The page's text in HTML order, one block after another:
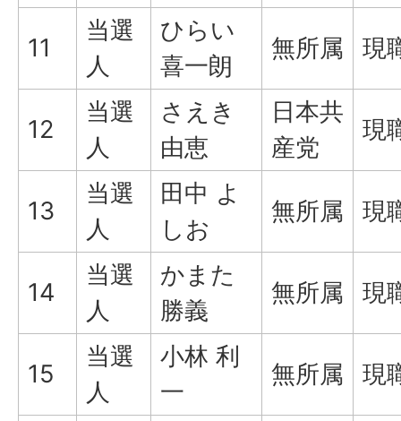
11
当選
人
ひらい
喜一朗
無所属 現
12
当選
人
さえき
由恵
日本共
産党
現
13
当選
人
田中 よ
しお
無所属 現
14
当選
人
かまた
勝義
無所属 現
15
当選
人
小林 利
一
無所属 現